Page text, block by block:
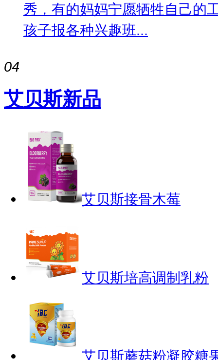
秀，有的妈妈宁愿牺牲自己的
孩子报各种兴趣班...
04
艾贝斯新品
艾贝斯接骨木莓
艾贝斯培高调制乳粉
艾贝斯蘑菇粉凝胶糖